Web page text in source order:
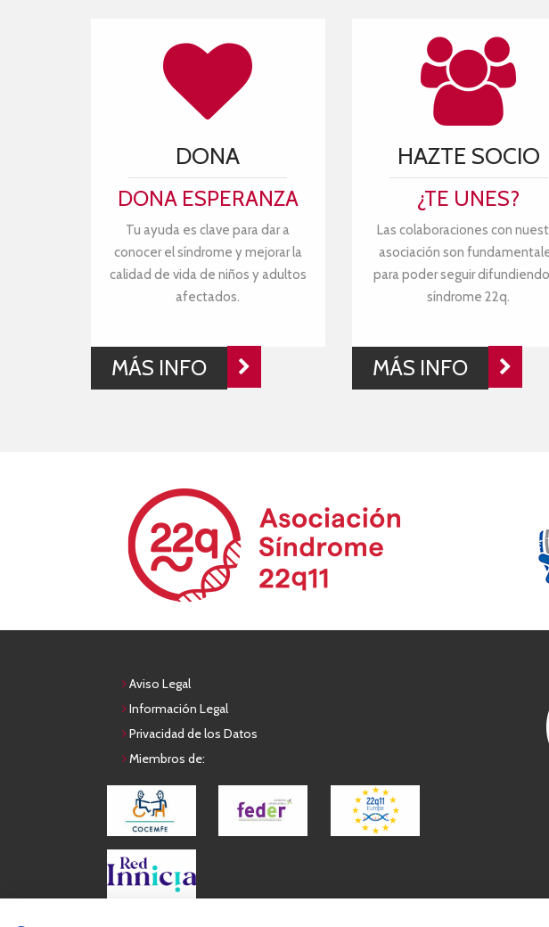
DONA
DONA ESPERANZA
Tu ayuda es clave para dar a
conocer el síndrome y mejorar la
calidad de vida de niños y adultos
afectados.
MÁS INFO
HAZTE SOCIO
¿TE UNES?
Las colaboraciones con
asociación son
para poder seguir
síndrome 22q.
MÁS INFO
Aviso Legal
Información Legal
Privacidad de los Datos
Miembros de: